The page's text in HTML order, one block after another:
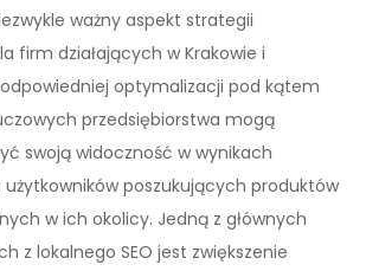
ważny aspekt strategii
firm działających w Krakowie i
optymalizacji pod kątem
przedsiębiorstwa mogą
swoją widoczność w wynikach
użytkowników poszukujących produktów
w ich okolicy. Jedną z głównych
z lokalnego SEO jest zwiększenie